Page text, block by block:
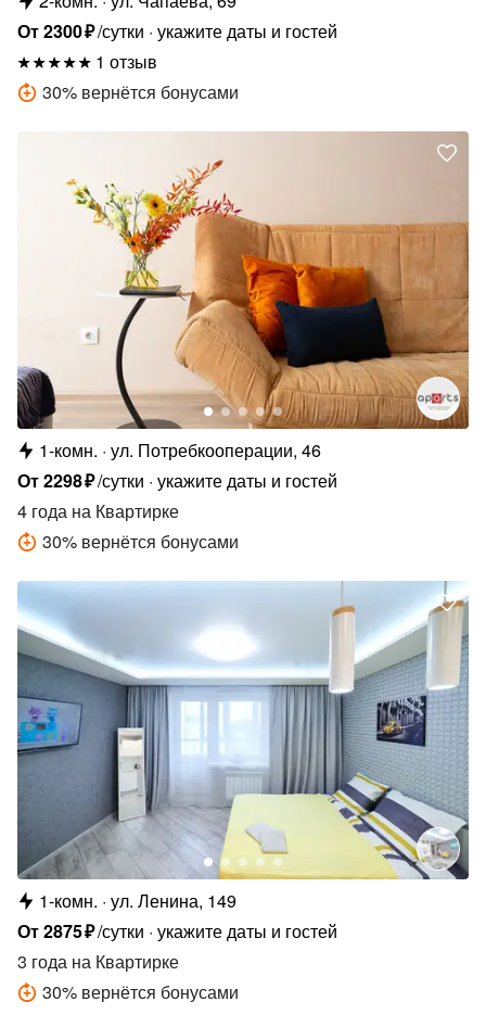
От2300₽/сутки укажите даты и гостей
1 отзыв
30% вернётся бонусами
1-комн. ул. Потребкооперации, 46
От2298₽/сутки укажите даты и гостей
4 года на Квартирке
30% вернётся бонусами
1-комн. ул. Ленина, 149
От2875₽/сутки укажите даты и гостей
3 года на Квартирке
30% вернётся бонусами